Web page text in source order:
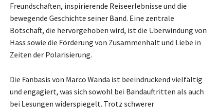
Freundschaften, inspirierende Reiseerlebnisse und die
bewegende Geschichte seiner Band. Eine zentrale
Botschaft, die hervorgehoben wird, ist die Überwindung von
Hass sowie die Förderung von Zusammenhalt und Liebe in
Zeiten der Polarisierung.
Die Fanbasis von Marco Wanda ist beeindruckend vielfältig
und engagiert, was sich sowohl bei Bandauftritten als auch
bei Lesungen widerspiegelt. Trotz schwerer